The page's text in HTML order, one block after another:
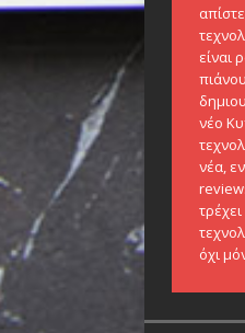
είναι
νέο
νέα,
όχι